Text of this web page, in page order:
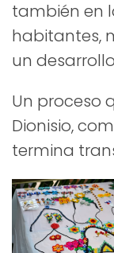
también en
habitantes,
un
Un proceso
Dionisio,
termina